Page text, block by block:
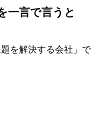
一言で言うと
題を解決する会社」で